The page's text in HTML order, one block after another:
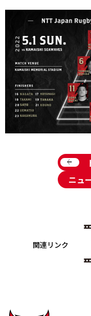
arrow_back
ニュ
関連リンク